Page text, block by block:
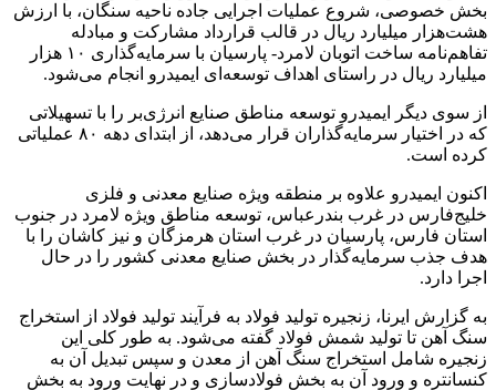
بخش خصوصی، شروع عملیات اجرایی جاده ناحیه سنگان، با ارزش
هشت‌هزار میلیارد ریال در قالب قرارداد مشارکت و مبادله
تفاهم‌نامه ساخت اتوبان لامرد- پارسیان با سرمایه‌گذاری ۱۰ هزار
میلیارد ریال در راستای اهداف توسعه‌ای ایمیدرو انجام می‌شود.
از سوی دیگر ایمیدرو توسعه مناطق صنایع انرژی‌بر را با تسهیلاتی
که در اختیار سرمایه‌گذاران قرار می‌دهد، از ابتدای دهه ۸۰ عملیاتی
کرده است.
اکنون ایمیدرو علاوه بر منطقه ویژه صنایع معدنی و فلزی
خلیج‌فارس در غرب بندرعباس، توسعه مناطق ویژه لامرد در جنوب
استان فارس، پارسیان در غرب استان هرمزگان و نیز کاشان را با
هدف جذب سرمایه‌گذار در بخش صنایع معدنی کشور را در حال
اجرا دارد.
به گزارش ایرنا، زنجیره تولید فولاد به فرآیند تولید فولاد از استخراج
سنگ آهن تا تولید شمش فولاد گفته می‌شود. به‌ طور کلی این
زنجیره شامل استخراج سنگ آهن از معدن و سپس تبدیل آن به
کنسانتره و ورود آن به بخش فولادسازی و در نهایت ورود به بخش